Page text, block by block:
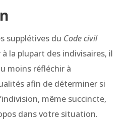
supplétives du Code civil
la plupart des indivisaires, il
moins réfléchir à
afin de déterminer si
même succincte,
dans votre situation.